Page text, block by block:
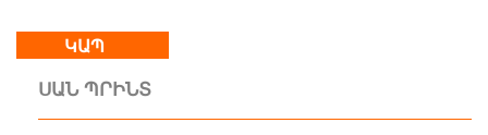
Մեր
մասին
ԿԱՊ
ՍԱՆ ՊՐԻՆՏ